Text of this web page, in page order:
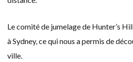
Le comité de jumelage de Hunter’s
à Sydney, ce qui nous a permis de
ville.